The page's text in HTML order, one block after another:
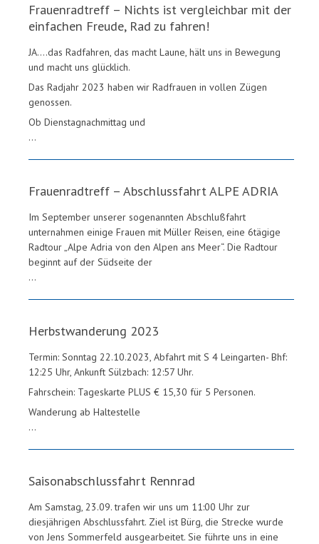
Frauenradtreff – Nichts ist vergleichbar mit der
einfachen Freude, Rad zu fahren!
JA….das Radfahren, das macht Laune, hält uns in Bewegung
und macht uns glücklich.
Das Radjahr 2023 haben wir Radfrauen in vollen Zügen
genossen.
Ob Dienstagnachmittag und
...
Frauenradtreff – Abschlussfahrt ALPE ADRIA
Im September unserer sogenannten Abschlußfahrt
unternahmen einige Frauen mit Müller Reisen, eine 6tägige
Radtour „Alpe Adria von den Alpen ans Meer“. Die Radtour
beginnt auf der Südseite der
...
Herbstwanderung 2023
Termin: Sonntag 22.10.2023, Abfahrt mit S 4 Leingarten- Bhf:
12:25 Uhr, Ankunft Sülzbach: 12:57 Uhr.
Fahrschein: Tageskarte PLUS € 15,30 für 5 Personen.
Wanderung ab Haltestelle
...
Saisonabschlussfahrt Rennrad
Am Samstag, 23.09. trafen wir uns um 11:00 Uhr zur
diesjährigen Abschlussfahrt. Ziel ist Bürg, die Strecke wurde
von Jens Sommerfeld ausgearbeitet. Sie führte uns in eine